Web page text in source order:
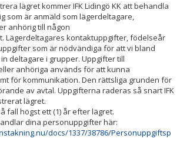
lägret kommer IFK Lidingö KK att behandla
som är anmäld som lägerdeltagare,
anhörig till någon
Lägerdeltagares kontaktuppgifter, födelseår
som är nödvändiga för att vi bland
deltagare i grupper. Uppgifter till
anhöriga används för att kunna
för kommunikation. Den rättsliga grunden för
av avtal. Uppgifterna raderas så snart IFK
lägret.
fall högst ett (1) år efter lägret.
dina personuppgifter här:
docs/1337/38786/Personuppgiftsp